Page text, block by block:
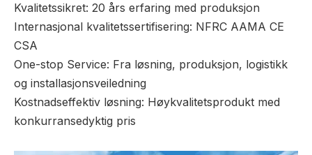
Kvalitetssikret: 20 års erfaring med produksjon
Internasjonal kvalitetssertifisering: NFRC AAMA CE
CSA
One-stop Service: Fra løsning, produksjon, logistikk
og installasjonsveiledning
Kostnadseffektiv løsning: Høykvalitetsprodukt med
konkurransedyktig pris